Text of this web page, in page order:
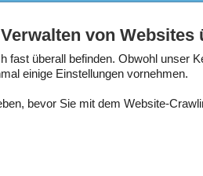
von Websites
fast überall befinden. Obwohl unser
einige Einstellungen vornehmen.
bevor Sie mit dem Website-